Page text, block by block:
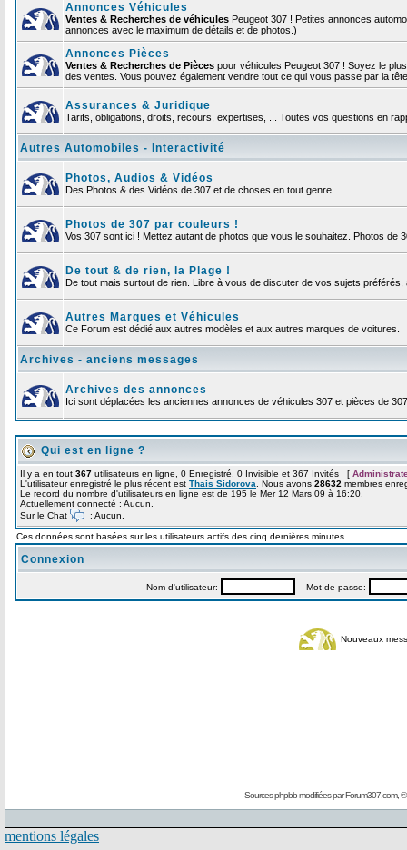
Annonces Véhicules
Ventes & Recherches de véhicules Peugeot 307 ! Petites annonces
annonces avec le maximum de détails et de photos.)
Annonces Pièces
Ventes & Recherches de Pièces pour véhicules Peugeot 307 ! Soyez le
des ventes. Vous pouvez également vendre tout ce qui vous passe par la
Assurances & Juridique
Tarifs, obligations, droits, recours, expertises, ... Toutes vos questions en
Autres Automobiles - Interactivité
Photos, Audios & Vidéos
Des Photos & des Vidéos de 307 et de choses en tout genre...
Photos de 307 par couleurs !
Vos 307 sont ici ! Mettez autant de photos que vous le souhaitez. Photos de
De tout & de rien, la Plage !
De tout mais surtout de rien. Libre à vous de discuter de vos sujets
Autres Marques et Véhicules
Ce Forum est dédié aux autres modèles et aux autres marques de voitures.
Archives - anciens messages
Archives des annonces
Ici sont déplacées les anciennes annonces de véhicules 307 et pièces de 307
Qui est en ligne ?
Il y a en tout 367 utilisateurs en ligne, 0 Enregistré, 0 Invisible et 367 Invités [
L'utilisateur enregistré le plus récent est Thais Sidorova . Nous avons 28632 membres
Le record du nombre d'utilisateurs en ligne est de 195 le Mer 12 Mars 09 à 16:20.
Actuellement connecté : Aucun.
Sur le Chat
: Aucun.
Ces données sont basées sur les utilisateurs actifs des cinq dernières minutes
Connexion
Nom d'utilisateur: Mot de passe:
Nouveaux
Sources phpbb modifiées parForum307.com, ©
mentions légales